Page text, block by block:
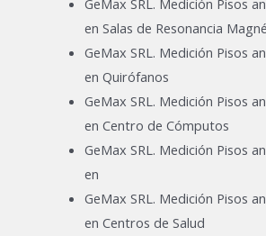
en Salas de Resonancia
GeMax SRL. Medición Pisos
en Quirófanos
GeMax SRL. Medición Pisos
en Centro de Cómputos
GeMax SRL. Medición Pisos
en
GeMax SRL. Medición Pisos
en Centros de Salud